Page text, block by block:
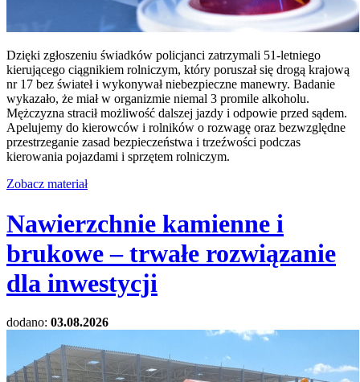
Dzięki zgłoszeniu świadków policjanci zatrzymali 51-letniego
kierującego ciągnikiem rolniczym, który poruszał się drogą krajową
nr 17 bez świateł i wykonywał niebezpieczne manewry. Badanie
wykazało, że miał w organizmie niemal 3 promile alkoholu.
Mężczyzna stracił możliwość dalszej jazdy i odpowie przed sądem.
Apelujemy do kierowców i rolników o rozwagę oraz bezwzględne
przestrzeganie zasad bezpieczeństwa i trzeźwości podczas
kierowania pojazdami i sprzętem rolniczym.
Zobacz materiał
Nawierzchnie kamienne i
brukowe – trwałe rozwiązanie
dla inwestycji
dodano: 03.08.2026